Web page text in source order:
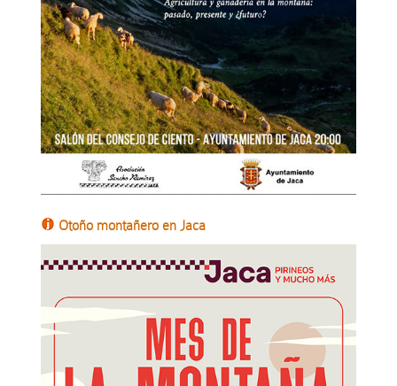
Otoño montañero en Jaca